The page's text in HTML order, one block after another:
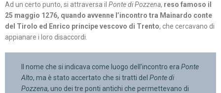
Ad un certo punto, si attraversa il Ponte di Pozzena, reso famoso il
25 maggio 1276, quando avvenne l’incontro tra Mainardo conte
del Tirolo ed Enrico principe vescovo di Trento, che cercavano di
appianare i loro disaccordi.
Il nome che si indicava come luogo dell’incontro eraPonte
Alto, ma è stato accertato che si tratti delPonte di
Pozzena, uno dei tre ponti antichi che permettevano di